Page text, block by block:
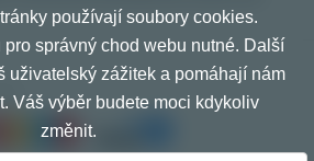
používají soubory cookies.
pro správný chod webu nutné. Další
uživatelský zážitek a pomáhají nám
Váš výběr budete moci kdykoliv
změnit.